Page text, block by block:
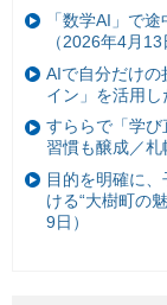
「数学AI」で
（2026年4月13
AIで自分だけの
イン」を活用し
すららで「学
習慣も醸成／札
目的を明確に
ける“大樹町の
9日）